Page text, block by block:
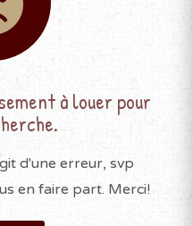
à louer pour
d'une erreur, svp
en faire part. Merci!